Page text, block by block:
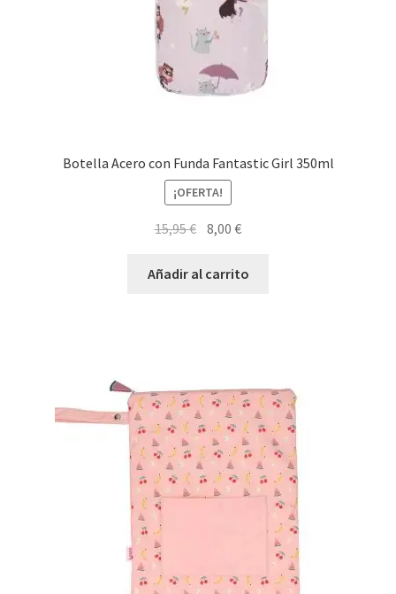
Botella Acero con Funda Fantastic Girl 350ml
¡OFERTA!
15,95€ El
original
8,00€El
actual
Añadir al carrito